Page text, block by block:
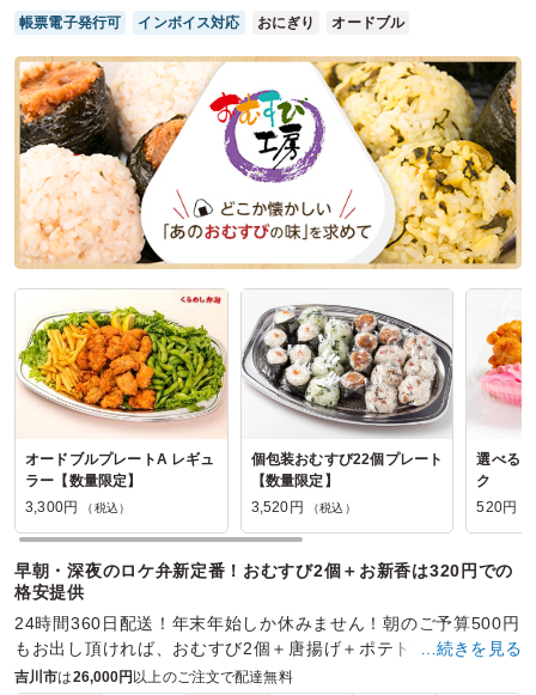
働き盛りの男性陣は少し足りなかったようですが、楽しいラ
ご利用シーン： 会議・セミナー›ランチミーティング
参加者の年齢： 30代～40代男女比：男女混合
埼玉県吉川市旭2025/12/24
懐石家の口コミをもっと見る
帳票電子発行可 インボイス対応 おにぎり オードブル
オードブルプレートA レギュ
ラー【数量限定】
3,300円
（税込）
個包装おむすび22個プレート
【数量限定】
3,520円
（税込）
選べる
ク
520円
早朝・深夜のロケ弁新定番！おむすび2個＋お新香は320円での
格安提供
24時間360日配送！年末年始しか休みません！朝のご予算500円
もお出し頂ければ、おむすび2個＋唐揚げ＋ポテトサラダ＋玉子
焼きなど、お茶付きで豪華にお届けいたします。
…続きを見る
吉川市は26,000円 以上のご注文で配達無料